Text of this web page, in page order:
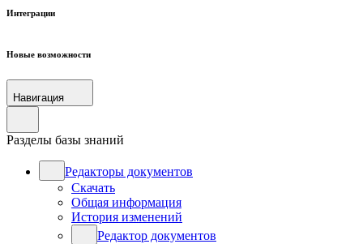
Интеграции
Новые возможности
Навигация
Разделы базы знаний
Редакторы документов
Скачать
Общая информация
История изменений
Редактор документов